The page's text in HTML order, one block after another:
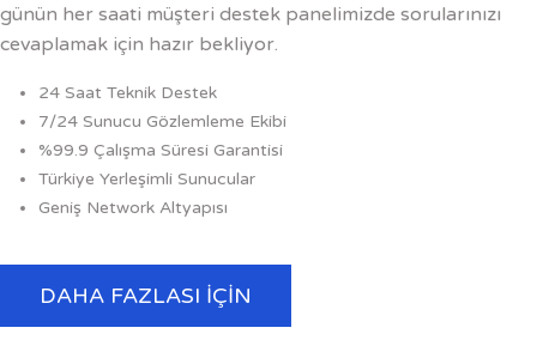
günün her saati müşteri destek panelimizde sorularınızı
cevaplamak için hazır bekliyor.
24 Saat Teknik Destek
7/24 Sunucu Gözlemleme Ekibi
%99.9 Çalışma Süresi Garantisi
Türkiye Yerleşimli Sunucular
Geniş Network Altyapısı
DAHA FAZLASI İÇIN